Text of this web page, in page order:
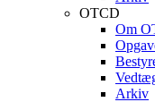
OTCD
Om
Arkiv